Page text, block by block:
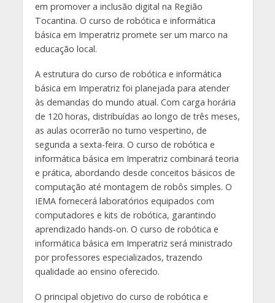
em promover a inclusão digital na Região
Tocantina. O curso de robótica e informática
básica em Imperatriz promete ser um marco na
educação local.
A estrutura do curso de robótica e informática
básica em Imperatriz foi planejada para atender
às demandas do mundo atual. Com carga horária
de 120 horas, distribuídas ao longo de três meses,
as aulas ocorrerão no turno vespertino, de
segunda a sexta-feira. O curso de robótica e
informática básica em Imperatriz combinará teoria
e prática, abordando desde conceitos básicos de
computação até montagem de robôs simples. O
IEMA fornecerá laboratórios equipados com
computadores e kits de robótica, garantindo
aprendizado hands-on. O curso de robótica e
informática básica em Imperatriz será ministrado
por professores especializados, trazendo
qualidade ao ensino oferecido.
O principal objetivo do curso de robótica e